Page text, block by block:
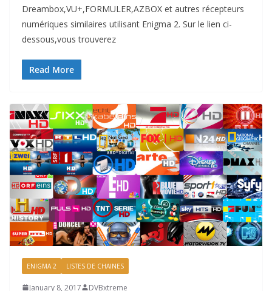
Dreambox,VU+,FORMULER,AZBOX et autres récepteurs
numériques similaires utilisant Enigma 2. Sur le lien ci-
dessous,vous trouverez
Read More
ENIGMA 2 LISTES DE CHAINES
January 8, 2017 DVBxtreme